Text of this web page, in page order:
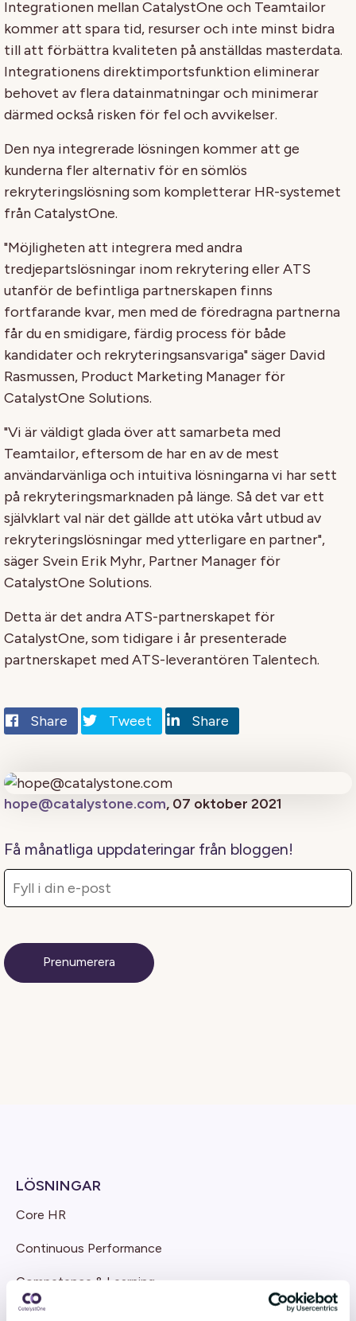
Integrationen mellan CatalystOne och Teamtailor
kommer att spara tid, resurser och inte minst bidra
till att förbättra kvaliteten på anställdas masterdata.
Integrationens direktimportsfunktion eliminerar
behovet av flera datainmatningar och minimerar
därmed också risken för fel och avvikelser.
Den nya integrerade lösningen kommer att ge
kunderna fler alternativ för en sömlös
rekryteringslösning som kompletterar HR-systemet
från CatalystOne.
"Möjligheten att integrera med andra
tredjepartslösningar inom rekrytering eller ATS
utanför de befintliga partnerskapen finns
fortfarande kvar, men med de föredragna partnerna
får du en smidigare, färdig process för både
kandidater och rekryteringsansvariga" säger David
Rasmussen, Product Marketing Manager för
CatalystOne Solutions.
"Vi är väldigt glada över att samarbeta med
Teamtailor, eftersom de har en av de mest
användarvänliga och intuitiva lösningarna vi har sett
på rekryteringsmarknaden på länge. Så det var ett
självklart val när det gällde att utöka vårt utbud av
rekryteringslösningar med ytterligare en partner",
säger Svein Erik Myhr, Partner Manager för
CatalystOne Solutions.
Detta är det andra ATS-partnerskapet för
CatalystOne, som tidigare i år presenterade
partnerskapet med ATS-leverantören Talentech.
Share Tweet Share
hope@catalystone.com, 07 oktober 2021
Få månatliga uppdateringar från bloggen!
LÖSNINGAR
Core HR
Continuous Performance
Competence & Learning
Talent & Succession